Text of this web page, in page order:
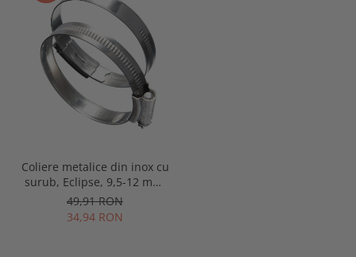
Coliere metalice din inox cu
surub, Eclipse, 9,5-12 mm,
set 10 bucati
49,91 RON
34,94 RON